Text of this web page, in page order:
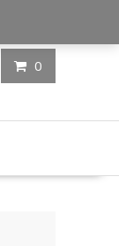
0